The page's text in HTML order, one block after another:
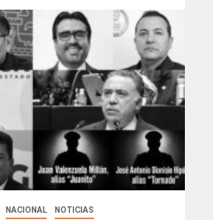
NACIONAL NOTICIAS